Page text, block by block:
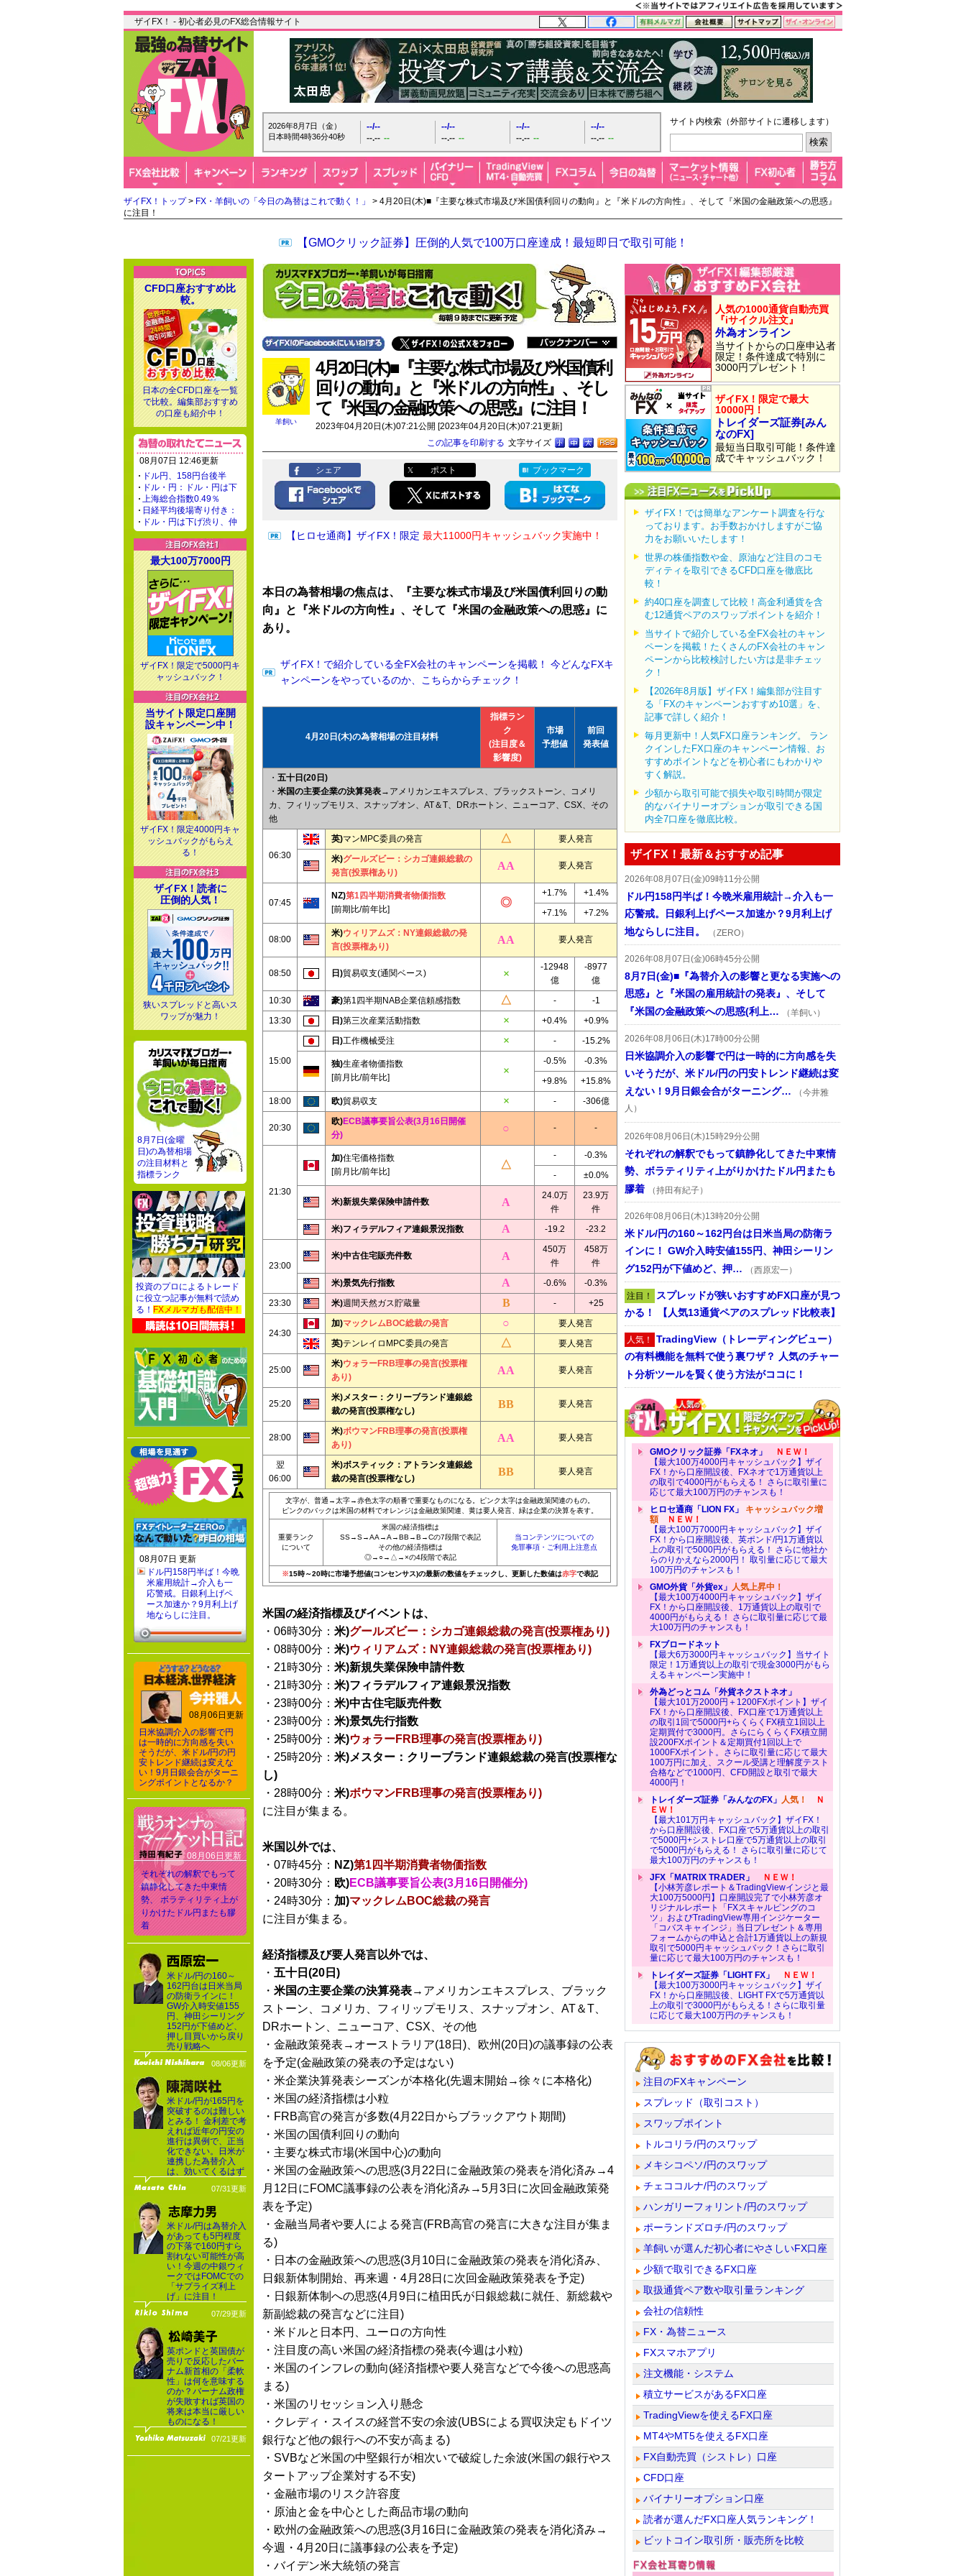
ザイFX！ - 初心者必見のFX総合情報サイト
2026年8月7日（金）
日本時間4時36分42秒
--/--
--.-- --
--/--
--.-- --
--/--
--.-- --
--/--
--.-- --
サイト内検索（外部サイトに遷移します）
ザイFX！トップ> FX・羊飼いの「今日の為替はこれで動く！」
> 4月20日(木)■『主要な株式市場及び米国債利回りの動向』と『米ドルの方向性』、そして『米国の金融政策への思惑』
に注目！
【GMOクリック証券】圧倒的人気で100万口座達成！最短即日で取引可能！
羊飼い
4月20日(木)■『主要な株式市場及び米国債利
回りの動向』と『米ドルの方向性』、そし
て『米国の金融政策への思惑』に注目！
2023年04月20日(木)07:21公開 [2023年04月20日(木)07:21更新]
文字サイズ
この記事を印刷する
シェア ポスト ブックマーク
【ヒロセ通商】ザイFX！限定 最大11000円キャッシュバック実施中！
本日の為替相場の焦点は、『主要な株式市場及び米国債利回りの動
向』と『米ドルの方向性』、そして『米国の金融政策への思惑』に
あり。
ザイFX！で紹介している全FX会社のキャンペーンを掲載！ 今どんなFXキ
ャンペーンをやっているのか、こちらからチェック！
4月20日(木)の為替相場の注目材料
指標ラン
ク
(注目度＆
影響度)
市場
予想値
前回
発表値
・ 五十日(20日)
・ 米国の主要企業の決算発表→アメリカンエキスプレス、ブラックストーン、コメリ
カ、フィリップモリス、スナップオン、AT＆T、DRホートン、ニューコア、CSX、その
他
06:30
英)マンMPC委員の発言
要人発言
米)グールズビー：シカゴ連銀総裁の
発言(投票権あり)
要人発言
07:45
NZ)第1四半期消費者物価指数
[前期比/前年比]
+1.7%
+1.4%
+7.1%
+7.2%
08:00
米)ウィリアムズ：NY連銀総裁の発
言(投票権あり)
要人発言
08:50 日)貿易収支(通関ベース)
-12948
億
-8977
億
10:30
豪)第1四半期NAB企業信頼感指数 -
-1
13:30
日)第三次産業活動指数 +0.4% +0.9%
15:00
日)工作機械受注 - -15.2%
独)生産者物価指数
[前月比/前年比]
-0.5%
-0.3%
+9.8%
+15.8%
18:00
欧)貿易収支 - -306億
20:30
欧)ECB議事要旨公表(3月16日開催
分)
- -
21:30
加)住宅価格指数
[前月比/前年比]
-
-0.3%
-
±0.0%
米)新規失業保険申請件数
24.0万
件
23.9万
件
米)フィラデルフィア連銀景況指数
-19.2 -23.2
23:00
米)中古住宅販売件数
450万
件
458万
件
米)景気先行指数
-0.6%
-0.3%
23:30
米)週間天然ガス貯蔵量 - +25
24:30
加)マックレムBOC総裁の発言
要人発言
英)テンレイロMPC委員の発言 要人発言
25:00
米)ウォラーFRB理事の発言(投票権
あり)
要人発言
25:20
米)メスター：クリーブランド連銀総
裁の発言(投票権なし)
要人発言
28:00
米)ボウマンFRB理事の発言(投票権
あり)
要人発言
翌
06:00
米)ボスティック：アトランタ連銀総
裁の発言(投票権なし)
要人発言
文字が、普通→太字→赤色太字の順番で重要なものになる。ピンク太字は金融政策関連のもの。
ピンクのバックは米国の材料でオレンジは金融政策関連、黄は要人発言、緑は企業の決算を表す。
重要ランク
について
米国の経済指標は
SS→S→AA→A→BB→B→Cの7段階で表記
その他の経済指標は
◎→○→△→×の4段階で表記
当コンテンツについての
免罪事項・ご利用上注意点
※15時～20時に市場予想値(コンセンサス)の最新の数値をチェックし、更新した数値は赤字で表記
米国の経済指標及びイベントは、
・06時30分： 米)グールズビー：シカゴ連銀総裁の発言(投票権あり)
・08時00分： 米)ウィリアムズ：NY連銀総裁の発言(投票権あり)
・21時30分： 米)新規失業保険申請件数
・21時30分： 米)フィラデルフィア連銀景況指数
・23時00分： 米)中古住宅販売件数
・23時00分： 米)景気先行指数
・25時00分： 米)ウォラーFRB理事の発言(投票権あり)
・25時20分： 米)メスター：クリーブランド連銀総裁の発言(投票権な
し)
・28時00分： 米)ボウマンFRB理事の発言(投票権あり)
に注目が集まる。
米国以外では、
・07時45分： NZ)第1四半期消費者物価指数
・20時30分： 欧)ECB議事要旨公表(3月16日開催分)
・24時30分： 加)マックレムBOC総裁の発言
に注目が集まる。
経済指標及び要人発言以外では、
・ 五十日(20日)
・ 米国の主要企業の決算発表→アメリカンエキスプレス、ブラック
ストーン、コメリカ、フィリップモリス、スナップオン、AT＆T、
DRホートン、ニューコア、CSX、その他
・金融政策発表→オーストラリア(18日)、欧州(20日)の議事録の公表
を予定(金融政策の発表の予定はない)
・米企業決算発表シーズンが本格化(先週末開始→徐々に本格化)
・米国の経済指標は小粒
・FRB高官の発言が多数(4月22日からブラックアウト期間)
・米国の国債利回りの動向
・主要な株式市場(米国中心)の動向
・米国の金融政策への思惑(3月22日に金融政策の発表を消化済み→4
月12日にFOMC議事録の公表を消化済み→5月3日に次回金融政策発
表を予定)
・金融当局者や要人による発言(FRB高官の発言に大きな注目が集ま
る)
・日本の金融政策への思惑(3月10日に金融政策の発表を消化済み、
日銀新体制開始、再来週・4月28日に次回金融政策発表を予定)
・日銀新体制への思惑(4月9日に植田氏が日銀総裁に就任、新総裁や
新副総裁の発言などに注目)
・米ドルと日本円、ユーロの方向性
・注目度の高い米国の経済指標の発表(今週は小粒)
・米国のインフレの動向(経済指標や要人発言などで今後への思惑高
まる)
・米国のリセッション入り懸念
・クレディ・スイスの経営不安の余波(UBSによる買収決定もドイツ
銀行など他の銀行への不安が高まる)
・SVBなど米国の中堅銀行が相次いで破綻した余波(米国の銀行やス
タートアップ企業対する不安)
・金融市場のリスク許容度
・原油と金を中心とした商品市場の動向
・欧州の金融政策への思惑(3月16日に金融政策の発表を消化済み→
今週・4月20日に議事録の公表を予定)
・バイデン米大統領の発言
人気の1000通貨自動売買
『iサイクル注文』
外為オンライン
当サイトからの口座申込者
限定！条件達成で特別に
3000円プレゼント！
ザイFX！限定で最大
10000円！
トレイダーズ証券[みん
なのFX]
最短当日取引可能！条件達
成でキャッシュバック！
ザイFX！では簡単なアンケート調査を行な
っております。お手数おかけしますがご協
力をお願いいたします！
世界の株価指数や金、原油など注目のコモ
ディティを取引できるCFD口座を徹底比
較！
約40口座を調査して比較！高金利通貨を含
む12通貨ペアのスワップポイントを紹介！
当サイトで紹介している全FX会社のキャン
ペーンを掲載！たくさんのFX会社のキャン
ペーンから比較検討したい方は是非チェッ
ク！
【2026年8月版】ザイFX！編集部が注目す
る「FXのキャンペーンおすすめ10選」を、
記事で詳しく紹介！
毎月更新中！人気FX口座ランキング。 ラン
クインしたFX口座のキャンペーン情報、お
すすめポイントなどを初心者にもわかりや
すく解説。
少額から取引可能で損失や取引時間が限定
的なバイナリーオプションが取引できる国
内全7口座を徹底比較。
ザイFX！最新＆おすすめ記事
2026年08月07日(金)09時11分公開
ドル円158円半ば！今晩米雇用統計→介入も一
応警戒。日銀利上げペース加速か？9月利上げ
地ならしに注目。
（ZERO）
2026年08月07日(金)06時45分公開
8月7日(金)■『為替介入の影響と更なる実施への
思惑』と『米国の雇用統計の発表』、そして
『米国の金融政策への思惑(利上…
（羊飼い）
2026年08月06日(木)17時00分公開
日米協調介入の影響で円は一時的に方向感を失
いそうだが、米ドル/円の円安トレンド継続は変
えない！9月日銀会合がターニング…
（今井雅
人）
2026年08月06日(木)15時29分公開
それぞれの解釈でもって鎮静化してきた中東情
勢、ボラティリティ上がりかけたドル円またも
膠着
（持田有紀子）
2026年08月06日(木)13時20分公開
米ドル/円の160～162円台は日米当局の防衛ラ
インに！ GW介入時安値155円、神田シーリン
グ152円が下値めど、押…
（西原宏一）
注目！ スプレッドが狭いおすすめFX口座が見つ
かる！ 【人気13通貨ペアのスプレッド比較表】
人気！ TradingView（トレーディングビュー）
の有料機能を無料で使う裏ワザ？ 人気のチャー
ト分析ツールを賢く使う方法がココに！
GMOクリック証券「FXネオ」
ＮＥＷ！
【最大100万4000円キャッシュバック】ザイ
FX！から口座開設後、FXネオで1万通貨以上
の取引で4000円がもらえる！ さらに取引量に
応じて最大100万円のチャンスも！
ヒロセ通商「LION FX」 キャッシュバック増
額ＮＥＷ！
【最大100万7000円キャッシュバック】ザイ
FX！から口座開設後、英ポンド/円1万通貨以
上の取引で5000円がもらえる！ さらに他社か
らのりかえなら2000円！ 取引量に応じて最大
100万円のチャンスも！
GMO外貨「外貨ex」 人気上昇中！
【最大100万4000円キャッシュバック】ザイ
FX！から口座開設後、1万通貨以上の取引で
4000円がもらえる！ さらに取引量に応じて最
大100万円のチャンスも！
FXブロードネット
【最大6万3000円キャッシュバック】当サイト
限定！1万通貨以上の取引で現金3000円がもら
えるキャンペーン実施中！
外為どっとコム「外貨ネクストネオ」
【最大101万2000円＋1200FXポイント】ザイ
FX！から口座開設後、FX口座で1万通貨以上
の取引1回で5000円+らくらくFX積立1回以上
定期買付で3000円。さらにらくらくFX積立開
設200FXポイント＆定期買付1回以上で
1000FXポイント。さらに取引量に応じて最大
100万円に加え、スクール受講と理解度テスト
合格などで1000円、CFD開設と取引で最大
4000円！
トレイダーズ証券「みんなのFX」 人気！
Ｎ
ＥＷ！
【最大101万円キャッシュバック】ザイFX！
から口座開設後、FX口座で5万通貨以上の取引
で5000円+シストレ口座で5万通貨以上の取引
で5000円がもらえる！ さらに取引量に応じて
最大100万円のチャンスも！
JFX「MATRIX TRADER」
ＮＥＷ！
【小林芳彦レポート＆TradingViewインジと最
大100万5000円】口座開設完了で小林芳彦オ
リジナルレポート「FXスキャルピングのコ
ツ」およびTradingView専用インジケーター
「コバスキャインジ」当日プレゼント＆専用
フォームからの申込と合計1万通貨以上の新規
取引で5000円キャッシュバック！さらに取引
量に応じて最大100万円のチャンスも！
トレイダーズ証券「LIGHT FX」
ＮＥＷ！
【最大100万3000円キャッシュバック】ザイ
FX！から口座開設後、LIGHT FXで5万通貨以
上の取引で3000円がもらえる！さらに取引量
に応じて最大100万円のチャンスも！
注目のFXキャンペーン
スプレッド（取引コスト）
スワップポイント
トルコリラ/円のスワップ
メキシコペソ/円のスワップ
チェココルナ/円のスワップ
ハンガリーフォリント/円のスワップ
ポーランドズロチ/円のスワップ
羊飼いが選んだ初心者にやさしいFX口座
少額で取引できるFX口座
取扱通貨ペア数や取引量ランキング
会社の信頼性
FX・為替ニュース
FXスマホアプリ
注文機能・システム
積立サービスがあるFX口座
TradingViewを使えるFX口座
MT4やMT5を使えるFX口座
FX自動売買（シストレ）口座
CFD口座
バイナリーオプション口座
読者が選んだFX口座人気ランキング！
ビットコイン取引所・販売所を比較
CFD口座おすすめ比
較。
日本の全CFD口座を一覧
で比較。編集部おすすめ
の口座も紹介中！
08月07日 12:46更新
ドル円、158円台後半
ドル・円：ドル・円は下
上海総合指数0.49％
日経平均後場寄り付き：
ドル・円は下げ渋り、仲
最大100万7000円
ザイFX！限定で5000円キ
ャッシュバック！
当サイト限定口座開
設キャンペーン中！
ザイFX！限定4000円キャ
ッシュバックがもらえ
る！
ザイFX！読者に
圧倒的人気！
狭いスプレッドと高いス
ワップが魅力！
8月7日(金曜
日)の為替相場
の注目材料と
指標ランク
投資のプロによるトレード
に役立つ記事が無料で読め
る！ FXメルマガも配信中！
08月07日 更新
ドル円158円半ば！今晩
米雇用統計→介入も一
応警戒。日銀利上げペ
ース加速か？9月利上げ
地ならしに注目。
08月06日更新
日米協調介入の影響で円
は一時的に方向感を失い
そうだが、米ドル/円の円
安トレンド継続は変えな
い！9月日銀会合がターニ
ングポイントとなるか？
08月06日更新
それぞれの解釈でもって
鎮静化してきた中東情
勢、 ボラティリティ上が
りかけたドル円またも膠
着
米ドル/円の160～
162円台は日米当局
の防衛ラインに！
GW介入時安値155
円、神田シーリング
152円が下値めど、
押し目買いから戻り
売り戦略へ
08/06更新
米ドル/円が165円を
突破するのは難しい
とみる！ 金利差で考
えれば近年の円安の
進行は異例で、正当
化できない。日米が
連携した為替介入
は、効いてくるはず
07/31更新
米ドル/円は為替介入
があっても5円程度
の下落で160円すら
割れない可能性が高
い！今週の中銀ウィ
ークではFOMCでの
「サプライズ利上
げ」に注目！
07/29更新
英ポンドと英国債が
売りで反応したバー
ナム新首相の「柔軟
性」は何を意味する
のか？バーナム政権
が失敗すれば英国の
将来は本当に厳しい
ものになる！
07/21更新